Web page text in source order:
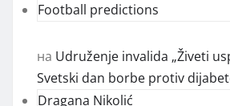
Football predictions
на Udruženje invalida „Živeti
Svetski dan borbe protiv
Dragana Nikolić